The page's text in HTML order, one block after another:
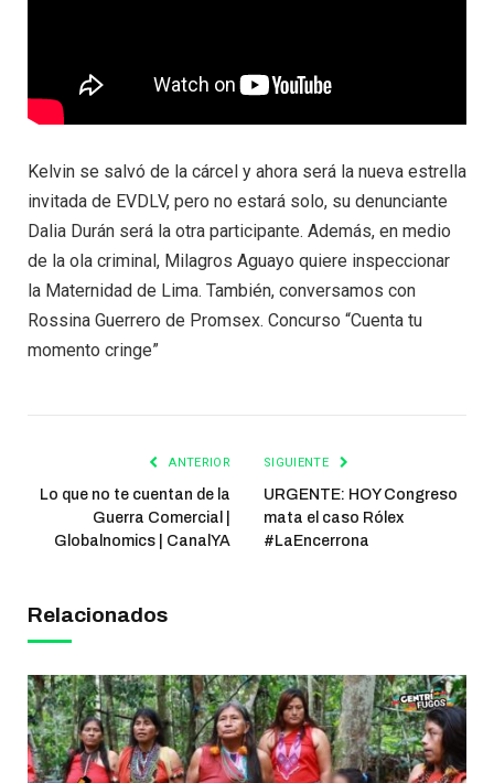
Kelvin se salvó de la cárcel y ahora será la nueva estrella
invitada de EVDLV, pero no estará solo, su denunciante
Dalia Durán será la otra participante. Además, en medio
de la ola criminal, Milagros Aguayo quiere inspeccionar
la Maternidad de Lima. También, conversamos con
Rossina Guerrero de Promsex. Concurso “Cuenta tu
momento cringe”
ANTERIOR
Lo que no te cuentan de la
Guerra Comercial |
Globalnomics | CanalYA
SIGUIENTE
URGENTE: HOY Congreso
mata el caso Rólex
#LaEncerrona
Relacionados